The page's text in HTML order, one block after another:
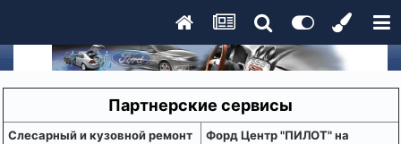
Партнерские сервисы
Слесарный и кузовной ремонт
Форд Центр "ПИЛОТ" на